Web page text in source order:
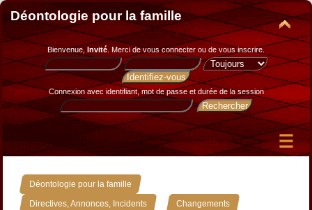
Déontologie pour la famille
Bienvenue, Invité. Merci devous connecter ou de vous inscrire.
Connexion avec identifiant, mot de passe et durée de la session
Déontologie pour la famille »
Directives, Annonces, Incidents » Changements »